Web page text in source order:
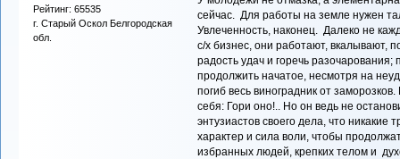
Рейтинг: 65535
г. Старый Оскол Белгородская
обл.
сейчас. Для работы на земле нужен
Увлеченность, наконец. Далеко не
с/х бизнес, они работают, вкалывают,
радость удач и горечь
продолжить начатое, несмотря на
погиб весь виноградник от
себя: Гори оно!.. Но он ведь не
энтузиастов своего дела, что никакие
характер и сила воли, чтобы
избранных людей, крепких телом и